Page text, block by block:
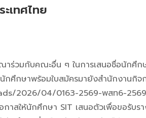
เทศไทย
ร่วมกับคณะอื่น ๆ ในการเสนอชื่อนักศึก
กศึกษาพร้อมใบสมัครมายังสำนักงานกิ
2026/04/0163-2569-พสท6-
าสให้นักศึกษา SIT เสนอตัวเพื่อขอรับร